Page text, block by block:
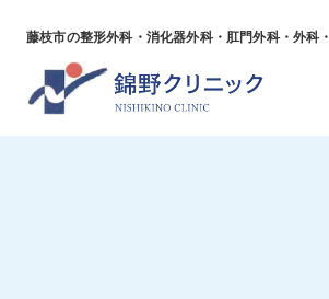
藤枝市の整形外科・消化器外科・肛門外科・外科・